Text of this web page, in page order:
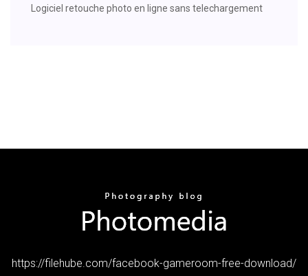
Logiciel retouche photo en ligne sans telechargement
https://filehube.com/facebook-gameroom-free-download/